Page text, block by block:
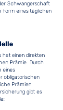
Schwangerschaft
Form eines täglichen
hat einen direkten
Prämie. Durch
eines
obligatorischen
Prämien
gibt es